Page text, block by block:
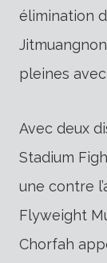
élimination
pleines
Avec deux
Stadium
une contre
Flyweight
Chorfah